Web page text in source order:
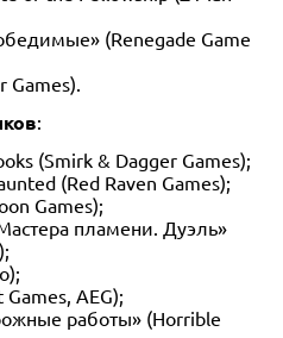
(Renegade Game
Games).
:
(Smirk & Dagger Games);
(Red Raven Games);
Games);
пламени. Дуэль»
AEG);
работы» (Horrible